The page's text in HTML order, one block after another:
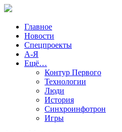
Главное
Новости
Спецпроекты
А-Я
Ещё…
Контур Первого
Технологии
Люди
История
Синхроинфотрон
Игры